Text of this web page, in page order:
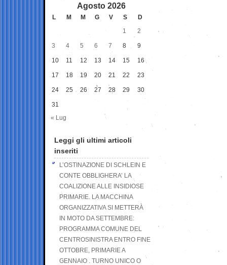
Agosto 2026
L M M G V S
D
1
2
3 4 5 6 7 8 9
10 11 12 13 14 15 16
17 18 19 20 21 22 23
24 25 26 27 28 29 30
31
« Lug
Leggi gli ultimi articoli
inseriti
L’OSTINAZIONE DI SCHLEIN E
CONTE OBBLIGHERA’ LA
COALIZIONE ALLE INSIDIOSE
PRIMARIE. LA MACCHINA
ORGANIZZATIVA SI METTERÀ
IN MOTO DA SETTEMBRE:
PROGRAMMA COMUNE DEL
CENTROSINISTRA ENTRO FINE
OTTOBRE, PRIMARIE A
GENNAIO . TURNO UNICO O